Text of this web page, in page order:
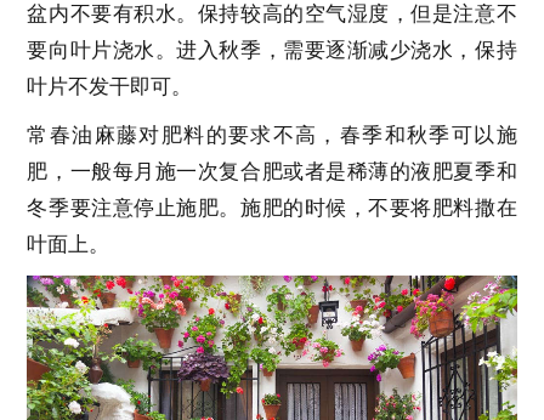
盆内不要有积水。保持较高的空气湿度，但是注意不
要向叶片浇水。进入秋季，需要逐渐减少浇水，保持
叶片不发干即可。
常春油麻藤对肥料的要求不高，春季和秋季可以施
肥，一般每月施一次复合肥或者是稀薄的液肥夏季和
冬季要注意停止施肥。施肥的时候，不要将肥料撒在
叶面上。